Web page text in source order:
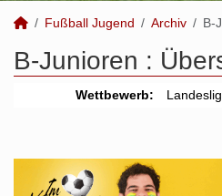
Fußball Jugend Archiv B-
B-Junioren :
Wettbewerb: